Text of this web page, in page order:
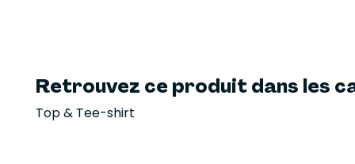
Retrouvez ce produit dans les
Top & Tee-shirt